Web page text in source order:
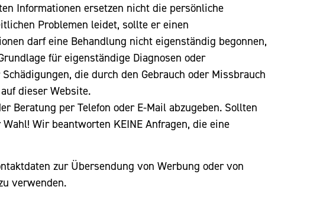
Informationen ersetzen nicht die persönliche
Problemen leidet, sollte er einen
darf eine Behandlung nicht eigenständig begonnen,
für eigenständige Diagnosen oder
die durch den Gebrauch oder Missbrauch
dieser Website.
Beratung per Telefon oder E-Mail abzugeben. Sollten
Wir beantworten KEINE Anfragen, die eine
zur Übersendung von Werbung oder von
verwenden.